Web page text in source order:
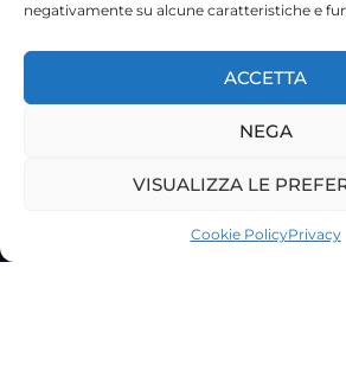
negativamente su alcune caratteristiche e
ACCETTA
NEGA
VISUALIZZA LE
Cookie PolicyPrivacy